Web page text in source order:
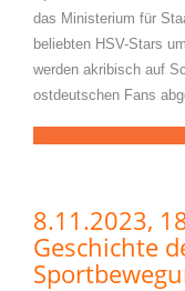
das Ministerium für
beliebten HSV-Stars
werden akribisch auf
ostdeutschen Fans
8.11.2023,
Geschichte